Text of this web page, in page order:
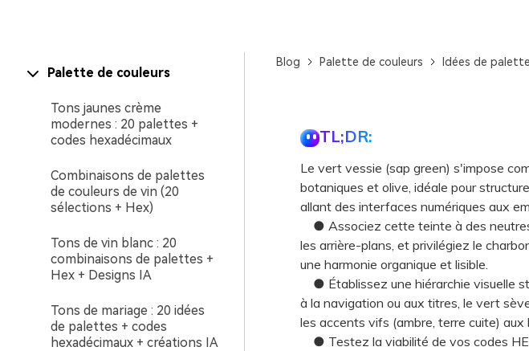
Palette de couleurs
Tons jaunes crème
modernes : 20 palettes +
codes hexadécimaux
Combinaisons de palettes
de couleurs de vin (20
sélections + Hex)
Tons de vin blanc : 20
combinaisons de palettes +
Hex + Designs IA
Tons de mariage : 20 idées
de palettes + codes
hexadécimaux + créations IA
Blog Palette de couleurs Idées de
TL;DR:
Le vert vessie (sap green) s'impose
botaniques et olive, idéale pour
allant des interfaces numériques aux
● Associez cette teinte à des neutres
les arrière-plans, et privilégiez le
une harmonie organique et lisible.
● Établissez une hiérarchie visuelle
à la navigation ou aux titres, le vert
les accents vifs (ambre, terre cuite)
● Testez la viabilité de vos codes